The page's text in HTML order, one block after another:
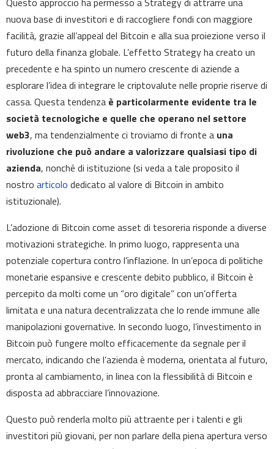
nuova base di investitori e di raccogliere fondi con maggiore
facilità, grazie all’appeal del Bitcoin e alla sua proiezione verso il
futuro della finanza globale. L’effetto Strategy ha creato un
precedente e ha spinto un numero crescente di aziende a
esplorare l’idea di integrare le criptovalute nelle proprie riserve di
cassa. Questa tendenza è particolarmente evidente tra le
società tecnologiche e quelle che operano nel settore
web3, ma tendenzialmente ci troviamo di fronte a una
rivoluzione che può andare a valorizzare qualsiasi tipo di
azienda, nonché di istituzione (si veda a tale proposito il
nostro articolo dedicato al valore di Bitcoin in ambito
istituzionale).
L’adozione di Bitcoin come asset di tesoreria risponde a diverse
motivazioni strategiche. In primo luogo, rappresenta una
potenziale copertura contro l’inflazione. In un’epoca di politiche
monetarie espansive e crescente debito pubblico, il Bitcoin è
percepito da molti come un “oro digitale” con un’offerta
limitata e una natura decentralizzata che lo rende immune alle
manipolazioni governative. In secondo luogo, l’investimento in
Bitcoin può fungere molto efficacemente da segnale per il
mercato, indicando che l’azienda è moderna, orientata al futuro,
pronta al cambiamento, in linea con la flessibilità di Bitcoin e
disposta ad abbracciare l’innovazione.
Questo può renderla molto più attraente per i talenti e gli
investitori più giovani, per non parlare della piena apertura verso